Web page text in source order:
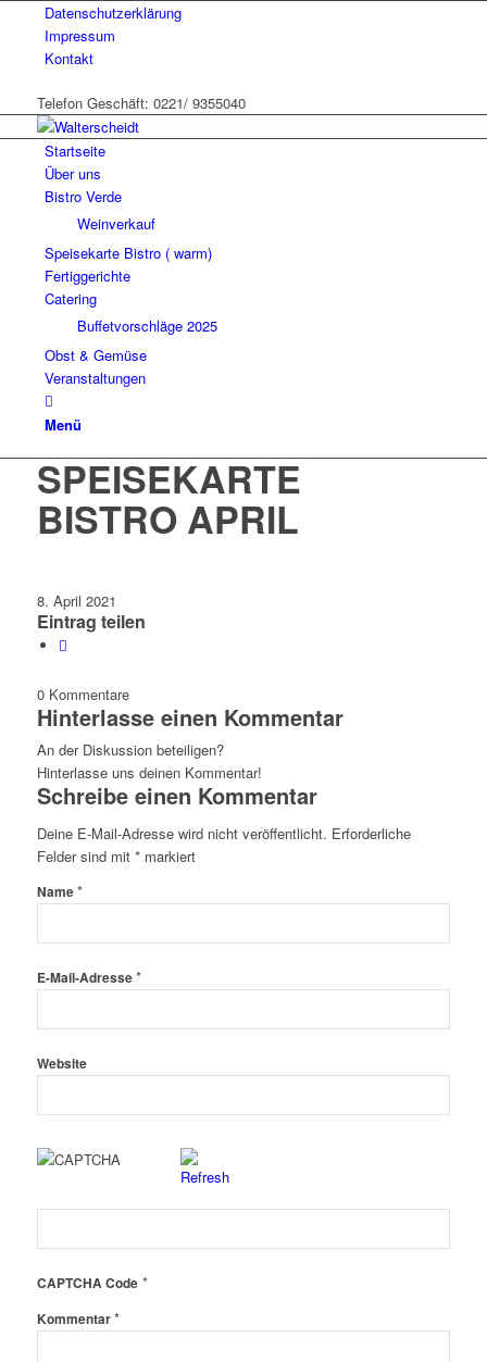
Datenschutzerklärung
Impressum
Kontakt
Telefon Geschäft: 0221/ 9355040
Startseite
Über uns
Bistro Verde
Weinverkauf
Speisekarte Bistro ( warm)
Fertiggerichte
Catering
Buffetvorschläge 2025
Obst & Gemüse
Veranstaltungen
Menü
SPEISEKARTE
BISTRO APRIL
8. April 2021
Eintrag teilen
0 Kommentare
Hinterlasse einen Kommentar
An der Diskussion beteiligen?
Hinterlasse uns deinen Kommentar!
Schreibe einen Kommentar
Deine E-Mail-Adresse wird nicht veröffentlicht. Erforderliche
Felder sind mit *markiert
Name*
E-Mail-Adresse*
Website
CAPTCHA Code*
Kommentar*